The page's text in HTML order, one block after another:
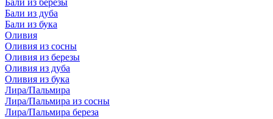
Бали из березы
Бали из дуба
Бали из бука
Оливия
Оливия из сосны
Оливия из березы
Оливия из дуба
Оливия из бука
Лира/Пальмира
Лира/Пальмира из сосны
Лира/Пальмира береза